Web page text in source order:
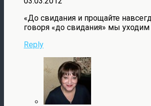
«До свидания и прощайте
говоря «до свидания» мы уходим
Reply